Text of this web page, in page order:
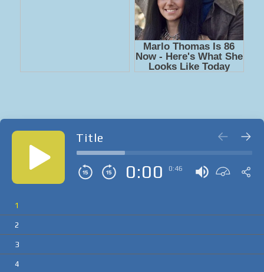
Title
0:00 0:46
1
2
3
4